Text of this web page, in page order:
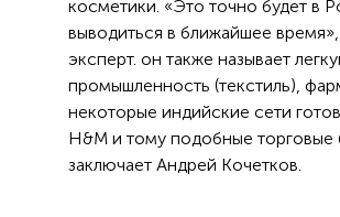
косметики. «Это точно будет в
выводиться в ближайшее время»,
эксперт. он также называет
промышленность (текстиль),
некоторые индийские сети
H&M и тому подобные торговые
заключает Андрей Кочетков.